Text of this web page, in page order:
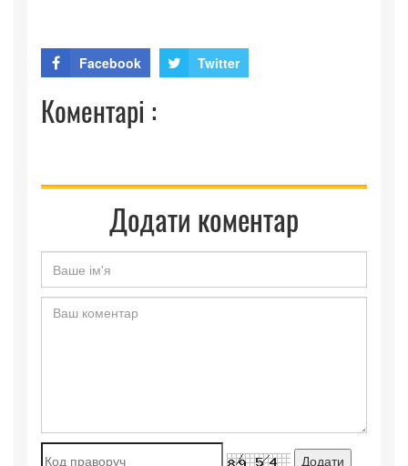
Facebook Twitter
Коментарі :
Додати коментар